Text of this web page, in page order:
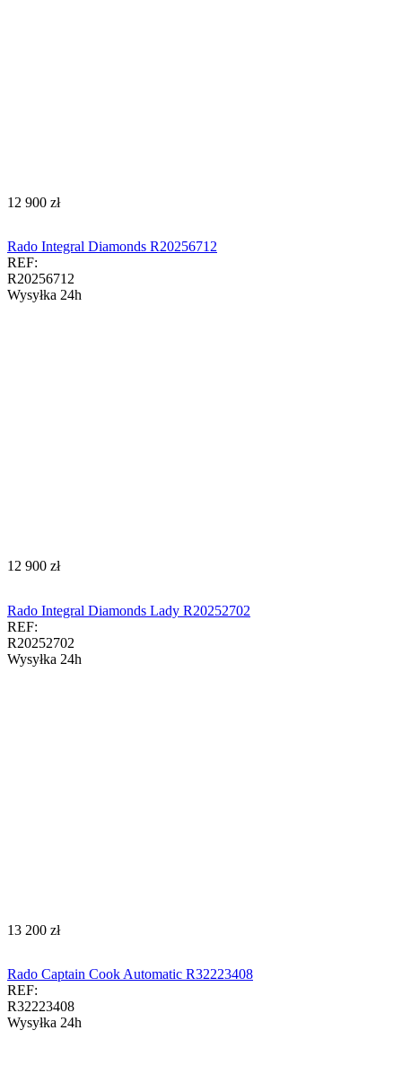
‍12 900‍ zł
Rado Integral Diamonds R20256712
REF:
R20256712
Wysyłka 24h
‍12 900‍ zł
Rado Integral Diamonds Lady R20252702
REF:
R20252702
Wysyłka 24h
‍13 200‍ zł
Rado Captain Cook Automatic R32223408
REF:
R32223408
Wysyłka 24h